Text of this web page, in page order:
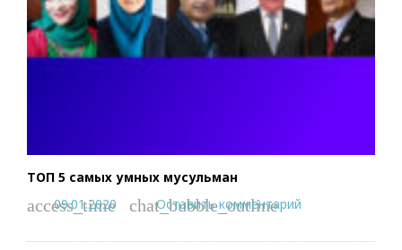
ТОП 5 самых умных мусульман
access_time
09.01.2020 chat_bubble_outline
Оставить комментарий